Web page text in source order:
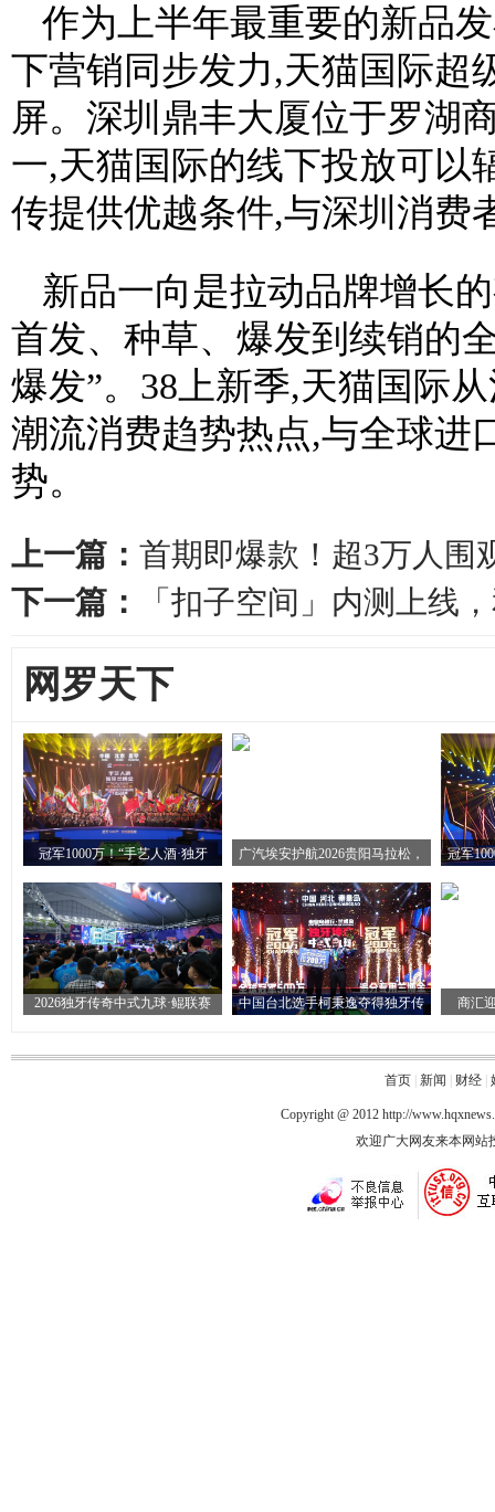
作为上半年最重要的新品
下营销同步发力,天猫国际超
屏。深圳鼎丰大厦位于罗湖
一,天猫国际的线下投放可以
传提供优越条件,与深圳消费
新品一向是拉动品牌增长
首发、种草、爆发到续销的
爆发”。38上新季,天猫国际
潮流消费趋势热点,与全球进
势。
上一篇： 首期即爆款！超3万人围
下一篇：
「扣子空间」内测上线
网罗天下
冠军1000万！“手艺人酒·独牙 广汽埃安护航2026贵阳马拉松， 冠军
2026独牙传奇中式九球·鲲联赛 中国台北选手柯秉逸夺得独牙传 商汇
首页| 新闻 财经|
Copyright @ 2012 http://
欢迎广大网友来本网站